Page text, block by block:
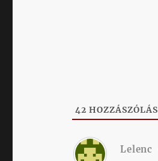
42 HOZZÁSZÓLÁS
Lelenc